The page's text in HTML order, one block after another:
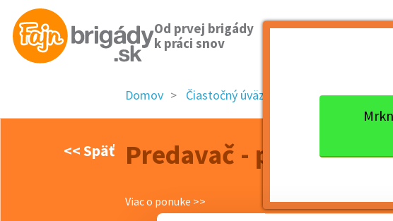
Od prvej brigády
k práci snov
Domov Čiastočný úväzok Trnavský kraj
<< Späť Predavač - pokladník
Viac o ponuke >>